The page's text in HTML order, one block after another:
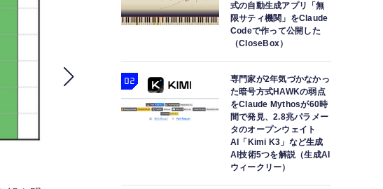
鵜呑みにできない、AIモデルの世界評価ランキン
式の自動生成アプリ「無
限サティ機関」をClaude
Codeで作って公開した
（CloseBox）
専門家が2年気づかなかっ
た暗号方式HAWKの弱点
をClaude Mythosが60時
間で発見、2.8兆パラメー
タのオープンウェイト
AI「Kimi K3」など生成
AI技術5つを解説（生成AI
ウィークリー）